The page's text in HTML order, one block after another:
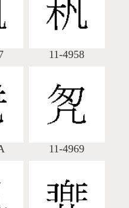
11-4958
11-4969